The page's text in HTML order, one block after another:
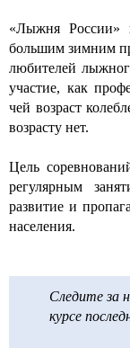
«Лыжня России»
большим зимним
любителей
участие, как
чей возраст
возрасту нет.
Цель
регулярным
развитие и
населения.
Следите за
курсе